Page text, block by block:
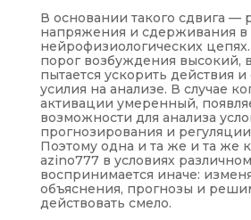
В основании такого сдвига —
напряжения и сдерживания в
нейрофизиологических
порог возбуждения высокий,
пытается ускорить действия
усилия на анализе. В случае
активации умеренный,
возможности для анализа
прогнозирования и
Поэтому одна и та же и та же
azino777 в условиях
воспринимается иначе:
объяснения, прогнозы и
действовать смело.